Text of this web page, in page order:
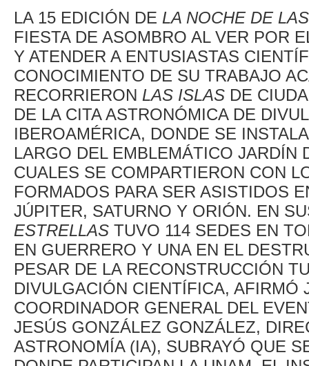
LA 15 EDICIÓN DE LA NOCHE DE
FIESTA DE ASOMBRO AL VER POR
Y ATENDER A ENTUSIASTAS
CONOCIMIENTO DE SU TRABAJO
RECORRIERON LAS ISLAS DE
DE LA CITA ASTRONÓMICA DE
IBEROAMÉRICA, DONDE SE
LARGO DEL EMBLEMÁTICO JARDÍN
CUALES SE COMPARTIERON CON
FORMADOS PARA SER ASISTIDOS
JÚPITER, SATURNO Y ORIÓN. EN
ESTRELLAS TUVO 114 SEDES EN
EN GUERRERO Y UNA EN EL
PESAR DE LA RECONSTRUCCIÓN
DIVULGACIÓN CIENTÍFICA, AFIRMÓ
COORDINADOR GENERAL DEL
JESÚS GONZÁLEZ GONZÁLEZ,
ASTRONOMÍA (IA), SUBRAYÓ QUE